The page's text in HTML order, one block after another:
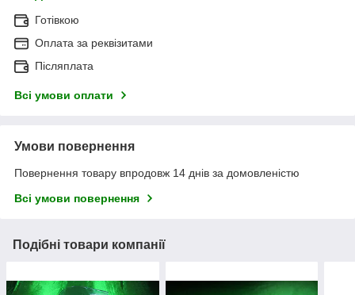
Готівкою
Оплата за реквізитами
Післяплата
Всі умови оплати
Умови повернення
Повернення товару впродовж 14 днів за домовленістю
Всі умови повернення
Подібні товари компанії